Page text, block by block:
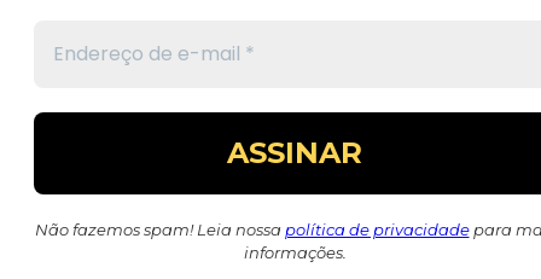
Não fazemos spam! Leia nossapolítica de privacidadepara
informações.